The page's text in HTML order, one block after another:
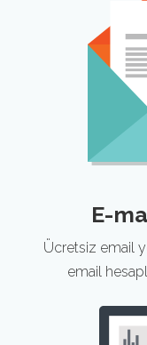
E-
Ücretsiz email
email